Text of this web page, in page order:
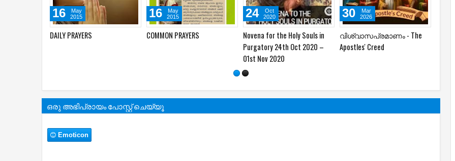
DAILY PRAYERS
16
May
2015
COMMON PRAYERS
16
May
2015
Novena for the Holy Souls in
Purgatory 24th Oct 2020 –
01st Nov 2020
24
Oct
2020
വിശ്വാസപ്രമാണം - The
Apostles' Creed
30
Mar
2026
ഒരു അഭിപ്രായം പോസ്റ്റ് ചെയ്യൂ
Emoticon